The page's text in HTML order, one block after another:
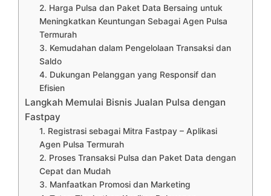
2. Harga Pulsa dan Paket Data Bersaing untuk
Meningkatkan Keuntungan Sebagai Agen Pulsa
Termurah
3. Kemudahan dalam Pengelolaan Transaksi dan
Saldo
4. Dukungan Pelanggan yang Responsif dan
Efisien
Langkah Memulai Bisnis Jualan Pulsa dengan
Fastpay
1. Registrasi sebagai Mitra Fastpay – Aplikasi
Agen Pulsa Termurah
2. Proses Transaksi Pulsa dan Paket Data dengan
Cepat dan Mudah
3. Manfaatkan Promosi dan Marketing